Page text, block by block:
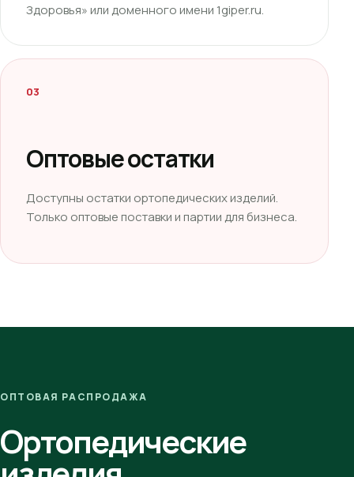
Здоровья» или доменного имени 1giper.ru.
03
Оптовые остатки
Доступны остатки ортопедических изделий.
Только оптовые поставки и партии для бизнеса.
ОПТОВАЯ РАСПРОДАЖА
Ортопедические